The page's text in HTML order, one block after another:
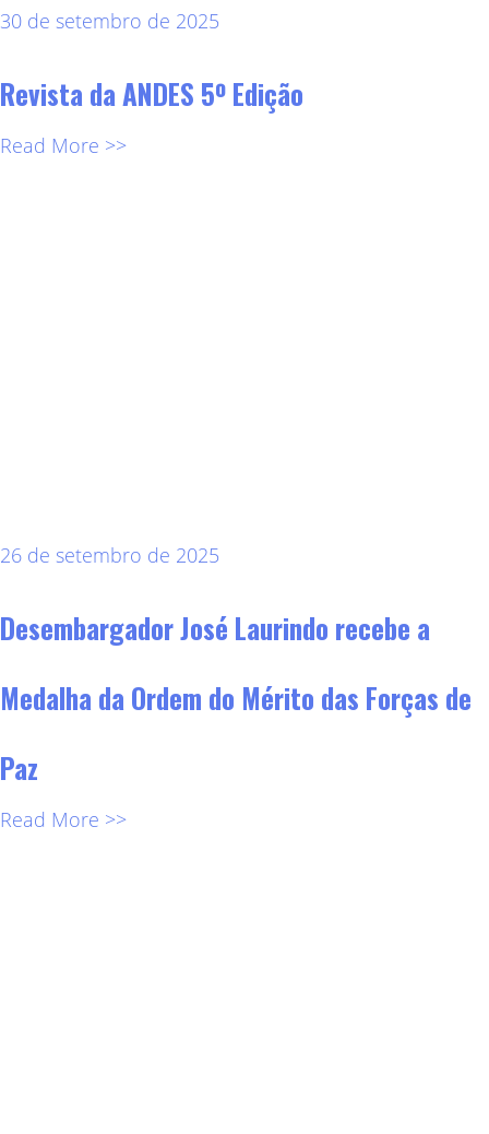
30 de setembro de 2025
Revista da ANDES 5º Edição
Read More >>
26 de setembro de 2025
Desembargador José Laurindo recebe a
Medalha da Ordem do Mérito das Forças de
Paz
Read More >>